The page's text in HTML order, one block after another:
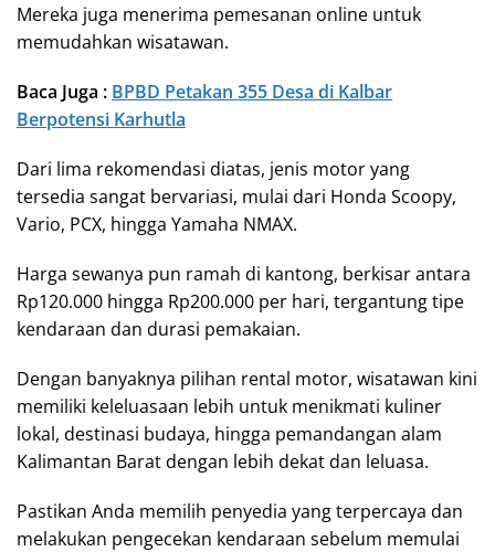
Mereka juga menerima pemesanan online untuk
memudahkan wisatawan.
Baca Juga : BPBD Petakan 355 Desa di Kalbar
Berpotensi Karhutla
Dari lima rekomendasi diatas, jenis motor yang
tersedia sangat bervariasi, mulai dari Honda Scoopy,
Vario, PCX, hingga Yamaha NMAX.
Harga sewanya pun ramah di kantong, berkisar antara
Rp120.000 hingga Rp200.000 per hari, tergantung tipe
kendaraan dan durasi pemakaian.
Dengan banyaknya pilihan rental motor, wisatawan kini
memiliki keleluasaan lebih untuk menikmati kuliner
lokal, destinasi budaya, hingga pemandangan alam
Kalimantan Barat dengan lebih dekat dan leluasa.
Pastikan Anda memilih penyedia yang terpercaya dan
melakukan pengecekan kendaraan sebelum memulai